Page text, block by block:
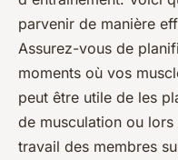
parvenir de manière
Assurez-vous de
moments où vos
peut être utile de les
de musculation ou
travail des membres